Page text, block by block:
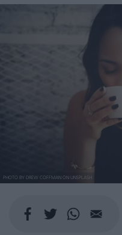
PHOTO BY DREW COFFMAN ON UNSPLASH